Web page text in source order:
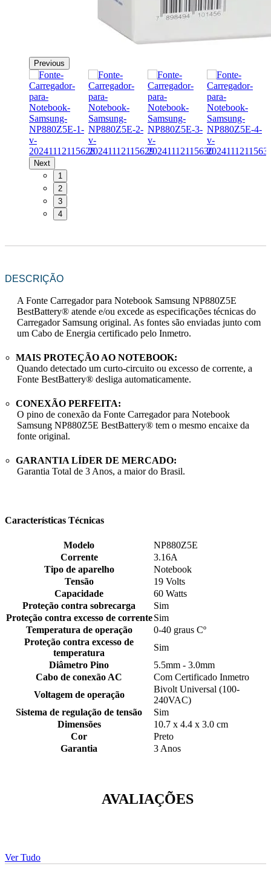
Previous
Next
1
2
3
4
DESCRIÇÃO
A Fonte Carregador para Notebook Samsung NP880Z5E
BestBattery® atende e/ou excede as especificações técnicas do
Carregador Samsung original. As fontes são enviadas junto com
um Cabo de Energia certificado pelo Inmetro.
MAIS PROTEÇÃO AO NOTEBOOK:
Quando detectado um curto-circuito ou excesso de corrente, a
Fonte BestBattery® desliga automaticamente.
CONEXÃO PERFEITA:
O pino de conexão da Fonte Carregador para Notebook
Samsung NP880Z5E BestBattery® tem o mesmo encaixe da
fonte original.
GARANTIA LÍDER DE MERCADO:
Garantia Total de 3 Anos, a maior do Brasil.
Características Técnicas
Modelo
NP880Z5E
Corrente
3.16A
Tipo de aparelho
Notebook
Tensão
19 Volts
Capacidade
60 Watts
Proteção contra sobrecarga
Sim
Proteção contra excesso de corrente Sim
Temperatura de operação
0-40 graus Cº
Proteção contra excesso de
temperatura
Sim
Diâmetro Pino
5.5mm - 3.0mm
Cabo de conexão AC
Com Certificado Inmetro
Voltagem de operação
Bivolt Universal (100-
240VAC)
Sistema de regulação de tensão
Sim
Dimensões
10.7 x 4.4 x 3.0 cm
Cor
Preto
Garantia
3 Anos
AVALIAÇÕES
Ver Tudo